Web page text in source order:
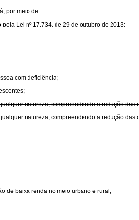
por meio de:
Lei nº 17.734, de 29 de outubro de 2013;
com deficiência;
natureza, compreendendo a redução
natureza, compreendendo a redução
de baixa renda no meio urbano e rural;